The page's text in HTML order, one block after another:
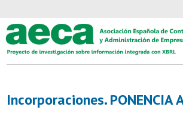
Incorporaciones. PONENCIA